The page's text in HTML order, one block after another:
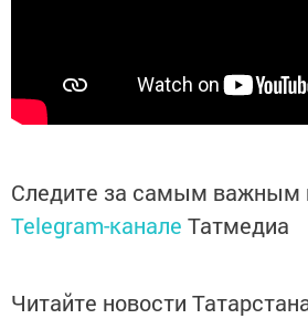
Следите за самым важным
Telegram-канале Татмедиа
Читайте новости